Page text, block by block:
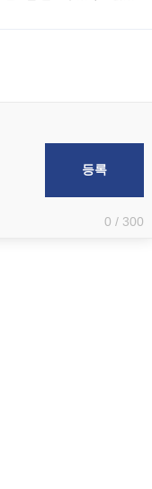
0 / 300